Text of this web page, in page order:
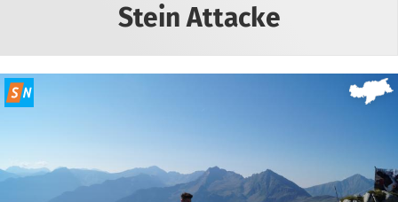
Stein Attacke